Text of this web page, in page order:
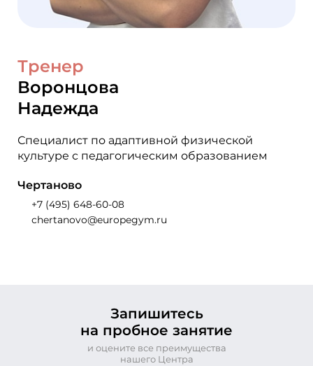
Тренер
Воронцова
Надежда
Специалист по адаптивной физической
культуре с педагогическим образованием
Чертаново
+7 (495) 648-60-08
chertanovo@europegym.ru
Запишитесь
на пробное занятие
и оцените все преимущества
нашего Центра